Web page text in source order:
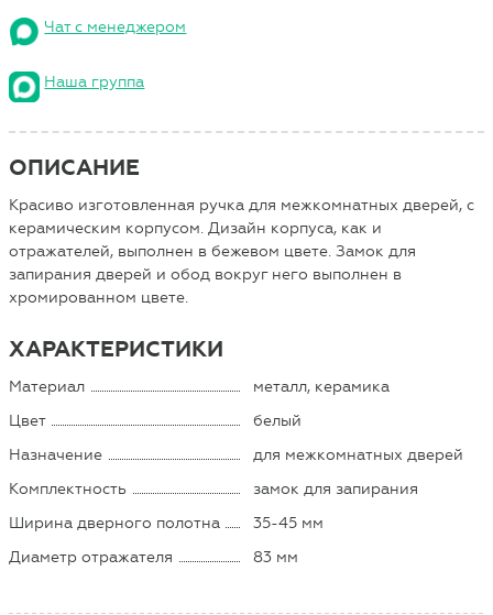
Чат с менеджером
Наша группа
ОПИСАНИЕ
Красиво изготовленная ручка для межкомнатных дверей, с
керамическим корпусом. Дизайн корпуса, как и
отражателей, выполнен в бежевом цвете. Замок для
запирания дверей и обод вокруг него выполнен в
хромированном цвете.
ХАРАКТЕРИСТИКИ
Материал
металл, керамика
Цвет
белый
Назначение
для межкомнатных дверей
Комплектность
замок для запирания
Ширина дверного полотна
35-45 мм
Диаметр отражателя
83 мм